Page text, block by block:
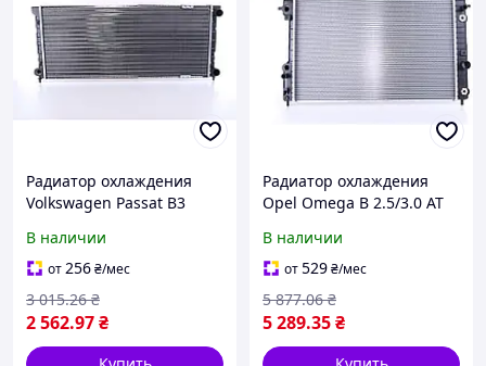
Радиатор охлаждения
Volkswagen Passat B3
Wezel) 353121253J
В наличии
от256₴/мес
2 562.97₴
3 015.26 ₴
Радиатор охлаждения
Opel Omega B 2.5/3.0 AT
52482600
В наличии
от529₴/мес
5 289.35₴
5 877.06 ₴